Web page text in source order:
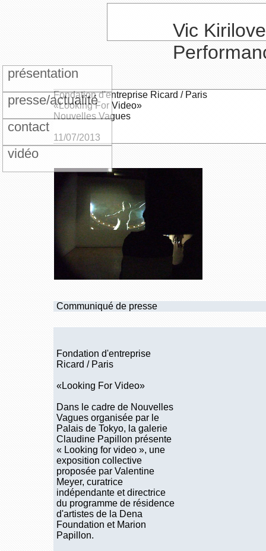
présentation
presse/actualité
contact
vidéo
Vic
Fondation d'entreprise Ricard / Paris
«Looking For Video»
Nouvelles Vagues
11/07/2013
Communiqué de presse
Fondation d'entreprise
Ricard / Paris
«Looking For Video»
Dans le cadre de Nouvelles
Vagues organisée par le
Palais de Tokyo, la galerie
Claudine Papillon présente
« Looking for video », une
exposition collective
proposée par Valentine
Meyer, curatrice
indépendante et directrice
du programme de résidence
d'artistes de la Dena
Foundation et Marion
Papillon.